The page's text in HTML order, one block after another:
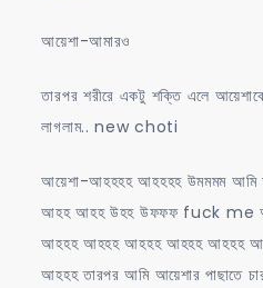
আয়েশা-আমারও
তারপর শরীরে একটু শক্তি এলে
লাগলাম.. new choti
আয়েশা-আহহহহ আহহহহ উমমমম
আহহ আহহ উহহ উফফফ fuck me
আহহহ আহহহ আহহহ আহহহ আহহহ
আহহহ তারপর আমি আয়েশার পাছাতে চার